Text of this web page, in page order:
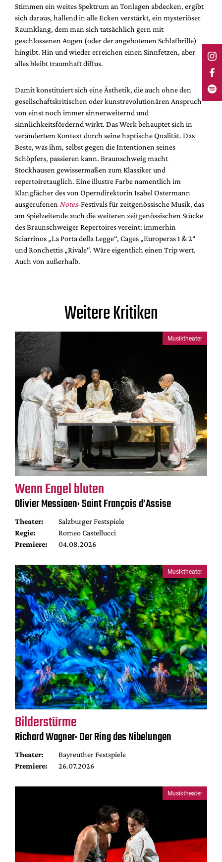
Stimmen ein weites Spektrum an Tonlagen abdecken, ergibt
sich daraus, hallend in alle Ecken verstärkt, ein mysteriöser
Raumklang, dem man sich tatsächlich gern mit
geschlossenen Augen (oder der angebotenen Schlafbrille)
hingibt. Hin und wieder erreichen einen Sinnfetzen, aber
alles bleibt traumhaft diffus.
Damit konstituiert sich eine Ästhetik, die auch ohne den
gesellschaftskritischen oder kunstrevolutionären Anspruch
von einst noch immer sinnerweiternd und
sinnlichkeitsfördernd wirkt. Das Werk behauptet sich in
verändertem Kontext durch seine haptische Qualität. Das
Beste, was ihm, selbst gegen die Intentionen seines
Schöpfers, passieren kann. Braunschweig macht
Stockhausen gewissermaßen zum Klassiker und
repertoiretauglich. Eine illustre Farbe namentlich im
Klangfächer des von Operndirektorin Isabel Ostermann
ausgerufenen Notes-Festivals für zeitgenössische Musik, das
am Spielzeitende auch die weiteren zeitgenössischen Stücke
des Braunschweiger Repertoires vereint: immerhin
Sciarrinos „La Porta della Legge“, Cages „Europeras 1 & 2“
und Ronchettis „Rivale“. Wäre eigentlich einen Trip wert.
Auch von außerhalb.
Weitere Kritiken
Musiktheater
Wenn Engel bluten
Olivier Messiaen: Saint François d’Assise
Theater:
Salzburger Festspiele
Regie:
Romeo Castellucci
Premiere:
04.08.2026
Musiktheater
Bilderstürme
Richard Wagner: Der Ring des Nibelungen
Theater:
Bayreuther Festspiele
Premiere:
26.07.2026
Musiktheater